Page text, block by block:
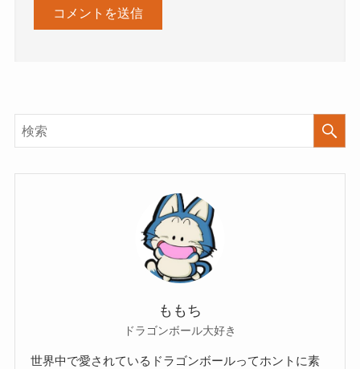
ももち
ドラゴンボール大好き
世界中で愛されているドラゴンボールってホントに素